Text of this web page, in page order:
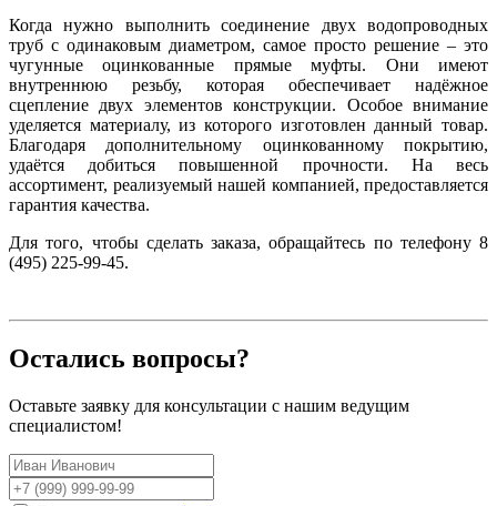
Когда нужно выполнить соединение двух водопроводных
труб с одинаковым диаметром, самое просто решение – это
чугунные оцинкованные прямые муфты. Они имеют
внутреннюю резьбу, которая обеспечивает надёжное
сцепление двух элементов конструкции. Особое внимание
уделяется материалу, из которого изготовлен данный товар.
Благодаря дополнительному оцинкованному покрытию,
удаётся добиться повышенной прочности. На весь
ассортимент, реализуемый нашей компанией, предоставляется
гарантия качества.
Для того, чтобы сделать заказа, обращайтесь по телефону 8
(495) 225-99-45.
Остались вопросы?
Оставьте заявку для консультации с нашим ведущим
специалистом!